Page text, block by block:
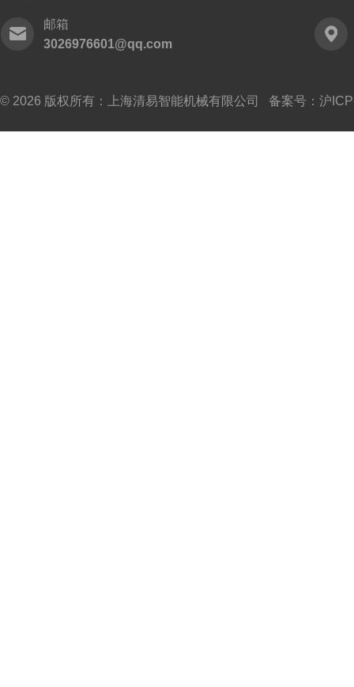
邮箱
3026976601@qq.com
© 2026 版权所有：上海清易智能机械有限公司 备案号： 沪